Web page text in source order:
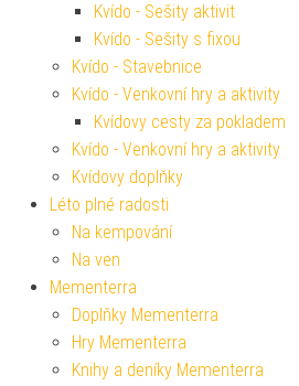
Kvído - Sešity aktivit
Kvído - Sešity s fixou
Kvído - Stavebnice
Kvído - Venkovní hry a aktivity
Kvídovy cesty za pokladem
Kvído - Venkovní hry a aktivity
Kvídovy doplňky
Léto plné radosti
Na kempování
Na ven
Mementerra
Doplňky Mementerra
Hry Mementerra
Knihy a deníky Mementerra